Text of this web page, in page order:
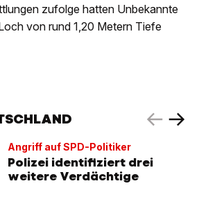
zufolge hatten Unbekannte
von rund 1,20 Metern Tiefe
Angriff auf SPD-Politiker
Polizei identifiziert drei
weitere Verdächtige